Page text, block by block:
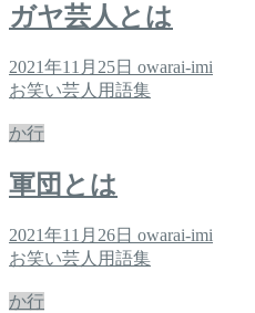
ガヤ芸人とは
2021年11月25日 owarai-imi
お笑い芸人用語集
か行
軍団とは
2021年11月26日 owarai-imi
お笑い芸人用語集
か行